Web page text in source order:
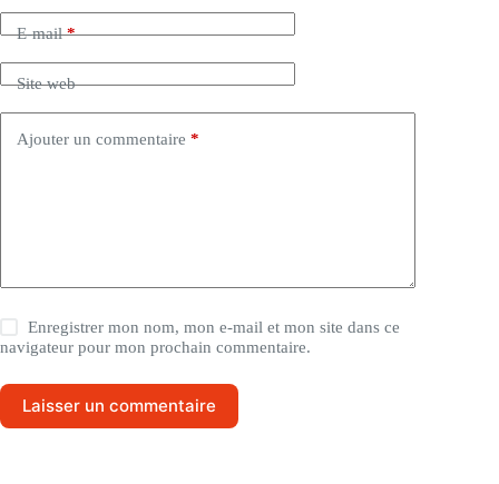
E-mail*
Site web
Ajouter un commentaire *
Enregistrer mon nom, mon e-mail et mon site dans ce
navigateur pour mon prochain commentaire.
Laisser un commentaire